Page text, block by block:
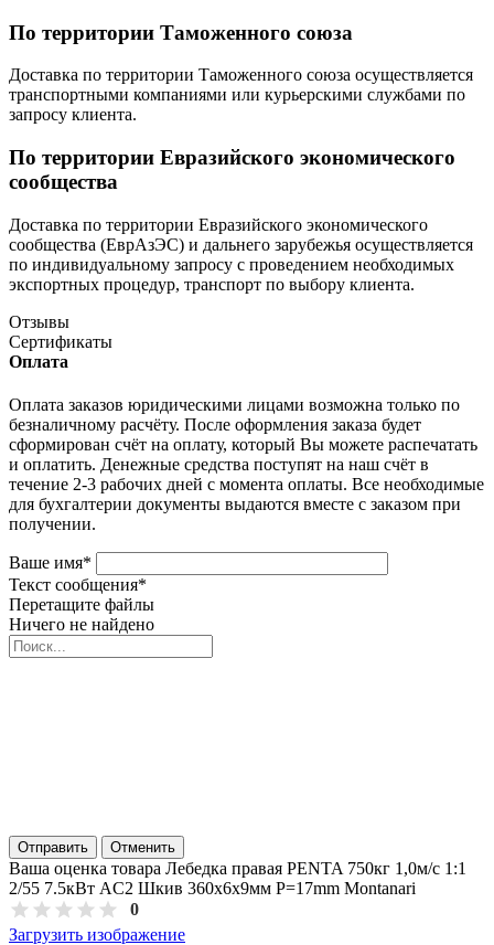
По территории Таможенного союза
Доставка по территории Таможенного союза осуществляется
транспортными компаниями или курьерскими службами по
запросу клиента.
По территории Евразийского экономического
сообщества
Доставка по территории Евразийского экономического
сообщества (ЕврАзЭС) и дальнего зарубежья осуществляется
по индивидуальному запросу с проведением необходимых
экспортных процедур, транспорт по выбору клиента.
Отзывы
Сертификаты
Оплата
Оплата заказов юридическими лицами возможна только по
безналичному расчёту. После оформления заказа будет
сформирован счёт на оплату, который Вы можете распечатать
и оплатить. Денежные средства поступят на наш счёт в
течение 2-3 рабочих дней с момента оплаты. Все необходимые
для бухгалтерии документы выдаются вместе с заказом при
получении.
Ваше имя*
Текст сообщения*
Перетащите файлы
Ничего не найдено
Отправить Отменить
Ваша оценка товара Лебедка правая PENTA 750кг 1,0м/с 1:1
2/55 7.5кВт AC2 Шкив 360х6x9мм P=17mm Montanari
0
Загрузить изображение